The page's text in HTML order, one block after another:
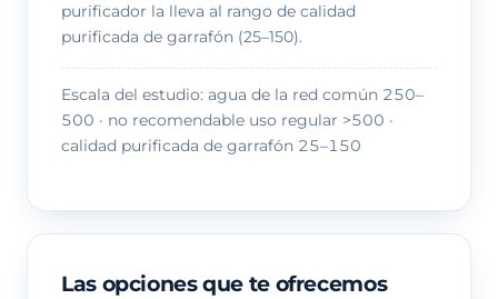
purificador la lleva al rango de calidad
purificada de garrafón (25–150).
Escala del estudio: agua de la red común 250–
500 · no recomendable uso regular >500 ·
calidad purificada de garrafón 25–150
Las opciones que te ofrecemos